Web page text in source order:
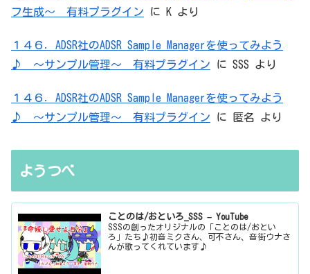
フ生成～ 有料プラグイン に K より
１４６．ADSR社のADSR Sample Managerを使ってみよう
♪ ～サンプル管理～ 有料プラグイン に SSS より
１４６．ADSR社のADSR Sample Managerを使ってみよう
♪ ～サンプル管理～ 有料プラグイン に 匿名 より
ようつべ
ことのは/おといろ_SSS – YouTube
SSSの創ったオリジナルの「ことのは/おとい
ろ」たち♪初音ミクさん、可不さん、音街ウナさ
んが歌ってくれています♪